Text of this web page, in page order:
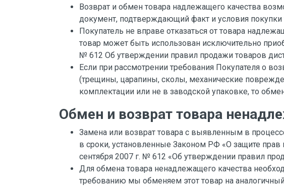
Черный металлопрокат
Нержавеющий металлопрокат
Трубы
Детали трубопроводов и
метизы
Оцинкованный металлопрокат
Запорная арматура
Поликарбонат
Возврат и обмен товара надлежащего качества
документ, подтверждающий факт и условия покупки
Покупатель не вправе отказаться от товара
товар может быть использован исключительно
№ 612 Об утверждении правил продажи товаров
Если при рассмотрении требования Покупателя о
(трещины, царапины, сколы, механические
комплектации или не в заводской упаковке, то
Обмен и возврат товара
Замена или возврат товара с выявленным в
в сроки, установленные Законом РФ «О защите прав
сентября 2007 г. № 612 «Об утверждении правил
Для обмена товара ненадлежащего качества
требованию мы обменяем этот товар на